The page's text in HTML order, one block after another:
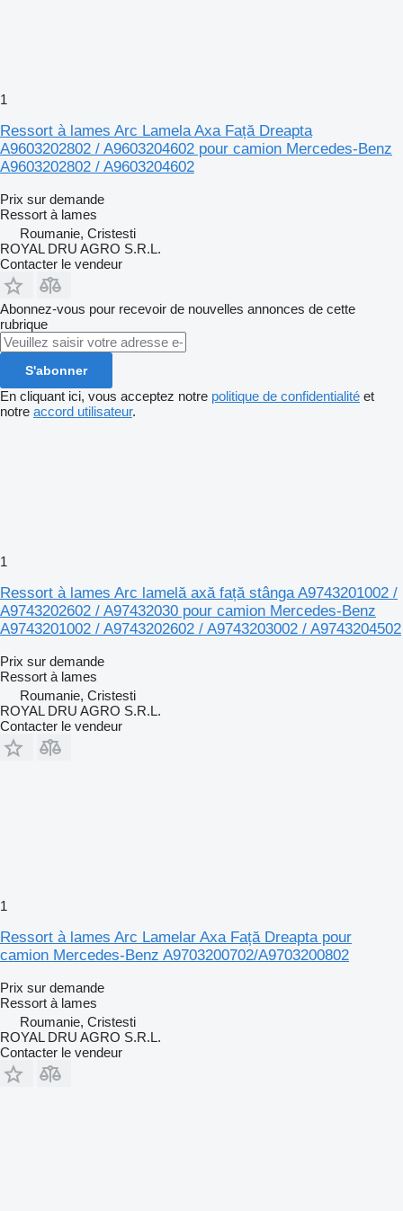
1
Ressort à lames Arc Lamela Axa Față Dreapta
A9603202802 / A9603204602 pour camion Mercedes-Benz
A9603202802 / A9603204602
Prix sur demande
Ressort à lames
Roumanie, Cristesti
ROYAL DRU AGRO S.R.L.
Contacter le vendeur
Abonnez-vous pour recevoir de nouvelles annonces de cette
rubrique
S'abonner
En cliquant ici, vous acceptez notre politique de confidentialité et
notre accord utilisateur.
1
Ressort à lames Arc lamelă axă față stânga A9743201002 /
A9743202602 / A97432030 pour camion Mercedes-Benz
A9743201002 / A9743202602 / A9743203002 / A9743204502
Prix sur demande
Ressort à lames
Roumanie, Cristesti
ROYAL DRU AGRO S.R.L.
Contacter le vendeur
1
Ressort à lames Arc Lamelar Axa Față Dreapta pour
camion Mercedes-Benz A9703200702/A9703200802
Prix sur demande
Ressort à lames
Roumanie, Cristesti
ROYAL DRU AGRO S.R.L.
Contacter le vendeur